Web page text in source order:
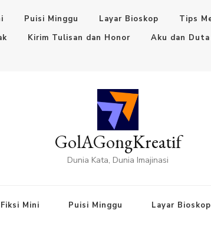
Puisi Minggu Layar Bioskop Tips
Kirim Tulisan dan Honor Aku dan Duta
GolAGongKreatif
Dunia Kata, Dunia Imajinasi
Fiksi Mini Puisi Minggu Layar Bioskop